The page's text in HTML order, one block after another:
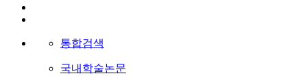
통합검색
국내학술논문